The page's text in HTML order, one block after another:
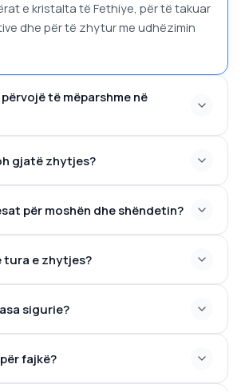
e kristalta të Fethiye, për të takuar
dhe për të zhytur me udhëzimin
të mëparshme në
gjatë zhytjes?
për moshën dhe shëndetin?
tura e zhytjes?
sigurie?
fajkë?